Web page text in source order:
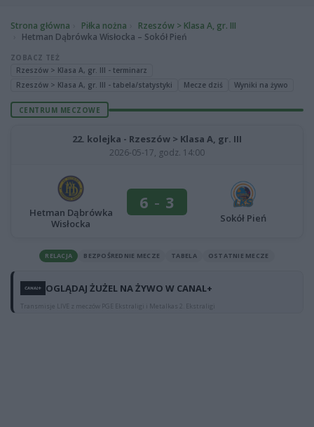
Strona główna Piłka nożna
Rzeszów > Klasa A, gr. III
Hetman Dąbrówka Wisłocka – Sokół Pień
ZOBACZ TEŻ
Rzeszów > Klasa A, gr. III - terminarz
Rzeszów > Klasa A, gr. III - tabela/statystyki
Mecze dziś Wyniki na żywo
CENTRUM MECZOWE
22. kolejka - Rzeszów > Klasa A, gr. III
2026-05-17, godz. 14:00
Hetman Dąbrówka
Wisłocka
6 - 3
Sokół Pień
RELACJA BEZPOŚREDNIE MECZE TABELA OSTATNIE MECZE
OGLĄDAJ ŻUŻEL NA ŻYWO W CANAL+
Transmisje LIVE z meczów PGE Ekstraligi i Metalkas 2. Ekstraligi